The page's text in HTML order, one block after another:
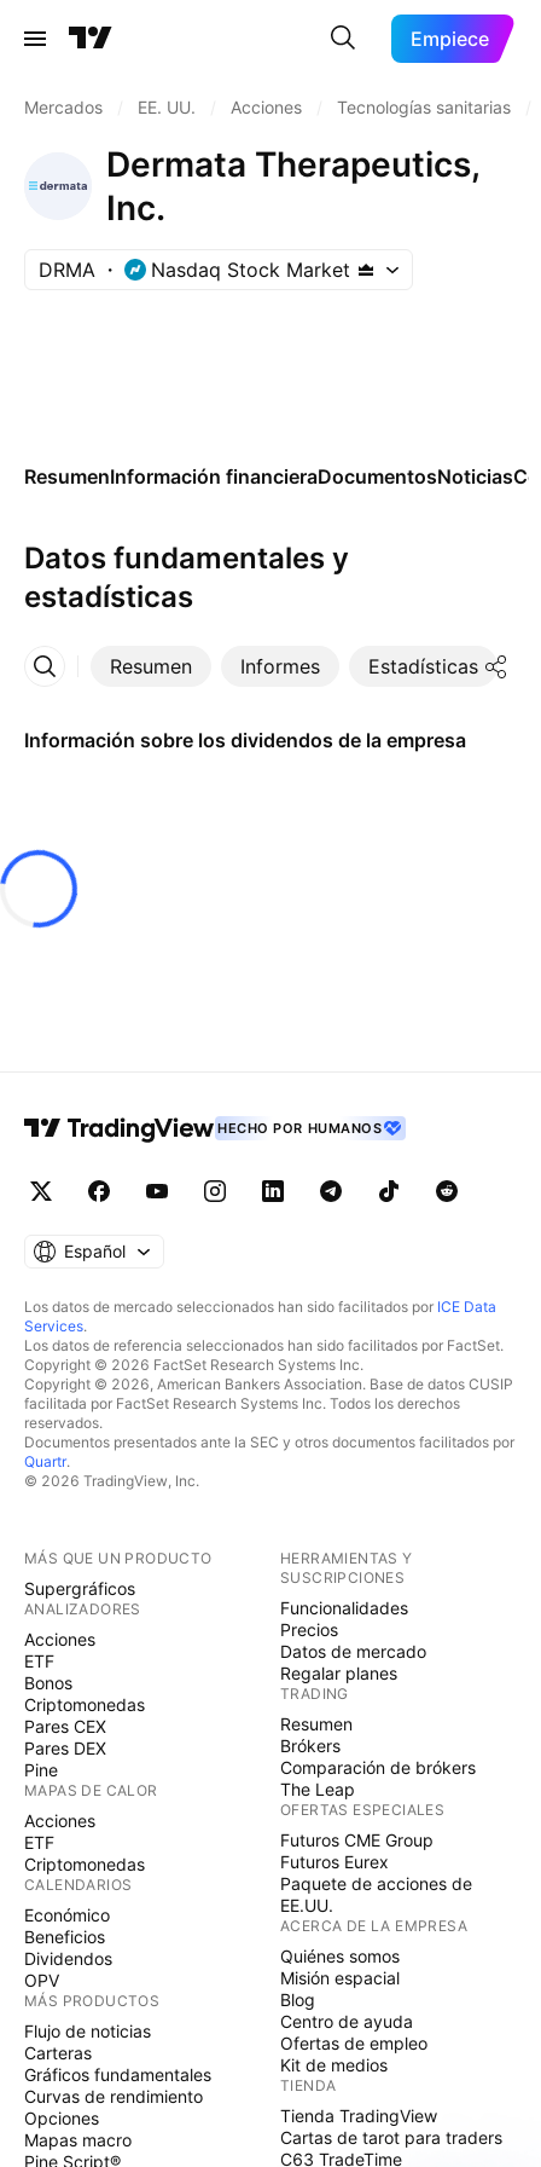
Empiece
Mercados EE. UU. Acciones Tecnologías sanitarias
Dermata Therapeutics,
Inc.
DRMA Nasdaq Stock Market
ResumenInformación financieraDocumentosNoticias
Datos fundamentales y
estadísticas
Resumen Informes Estadísticas
Más
Información sobre los dividendos de la empresa
HECHO POR HUMANOS
Español
Los datos de mercado seleccionados han sido facilitados por ICE Data
Services.
Los datos de referencia seleccionados han sido facilitados por FactSet.
Copyright © 2026 FactSet Research Systems Inc.
Copyright © 2026, American Bankers Association. Base de datos CUSIP
facilitada por FactSet Research Systems Inc. Todos los derechos
reservados.
Documentos presentados ante la SEC y otros documentos facilitados por
Quartr.
© 2026 TradingView, Inc.
MÁS QUE UN PRODUCTO
Supergráficos
ANALIZADORES
Acciones
ETF
Bonos
Criptomonedas
Pares CEX
Pares DEX
Pine
MAPAS DE CALOR
Acciones
ETF
Criptomonedas
CALENDARIOS
Económico
Beneficios
Dividendos
OPV
MÁS PRODUCTOS
Flujo de noticias
Carteras
Gráficos fundamentales
Curvas de rendimiento
Opciones
Mapas macro
Pine Script®
HERRAMIENTAS Y
SUSCRIPCIONES
Funcionalidades
Precios
Datos de mercado
Regalar planes
TRADING
Resumen
Brókers
Comparación de brókers
The Leap
OFERTAS ESPECIALES
Futuros CME Group
Futuros Eurex
Paquete de acciones de
EE.UU.
ACERCA DE LA EMPRESA
Quiénes somos
Misión espacial
Blog
Centro de ayuda
Ofertas de empleo
Kit de medios
TIENDA
Tienda TradingView
Cartas de tarot para traders
C63 TradeTime